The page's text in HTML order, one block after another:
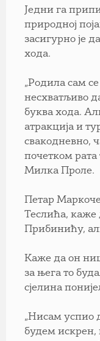
Једни га
природној
засигурно је
хода.
„Родила сам
несхватљиво
буква хода.
атракција и
свакодневно,
почетком рата
Милка Проле.
Петар
Теслића, каже
Прибинићу,
Каже да он
за њега то
сјелина
„Нисам успио
будем искрен,